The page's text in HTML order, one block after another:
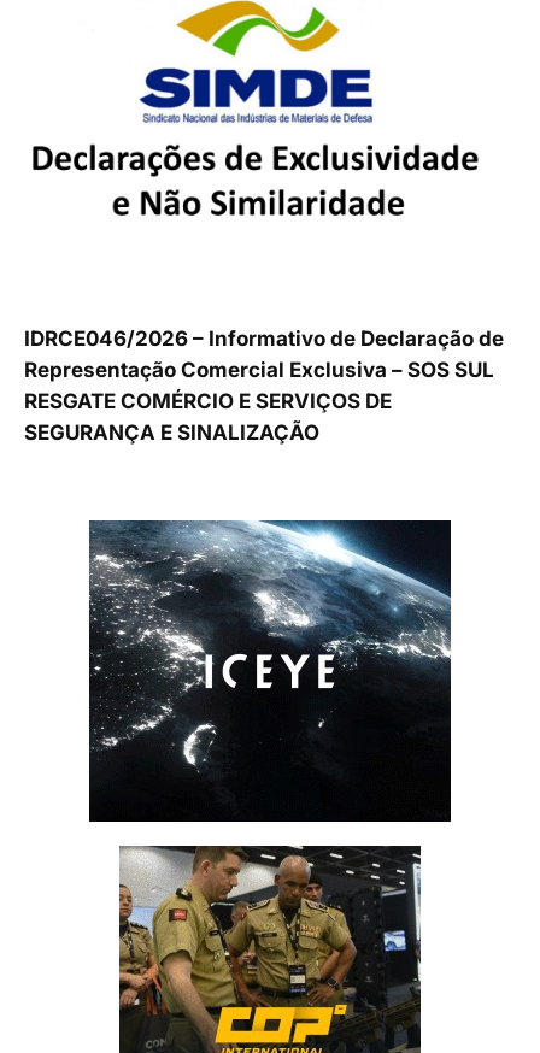
IDRCE046/2026 – Informativo de Declaração de
Representação Comercial Exclusiva – SOS SUL
RESGATE COMÉRCIO E SERVIÇOS DE
SEGURANÇA E SINALIZAÇÃO